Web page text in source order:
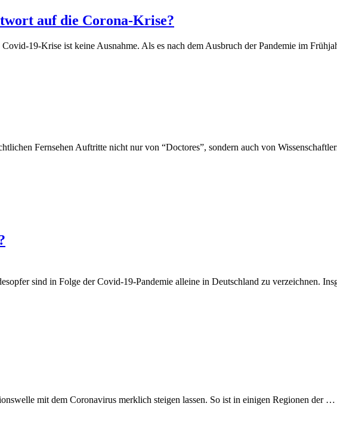
auf die Corona-Krise?
19-Krise ist keine Ausnahme. Als es nach dem Ausbruch der Pandemie im
Fernsehen Auftritte nicht nur von “Doctores”, sondern auch von
sind in Folge der Covid-19-Pandemie alleine in Deutschland zu verzeichnen.
mit dem Coronavirus merklich steigen lassen. So ist in einigen Regionen der …